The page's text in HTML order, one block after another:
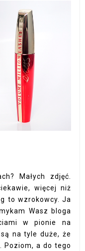
Małych zdjęć.
więcej niż
to wzrokowcy. Ja
Wasz bloga
w pionie na
na tyle duże, że
Poziom, a do tego